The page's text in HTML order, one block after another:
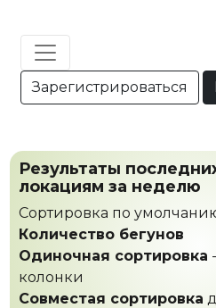
Зарегистрироваться
Результаты
локациям за неделю
Сортировка по
Количество бегунов
Одиночная сортировка
колонки
Совместая сортировка